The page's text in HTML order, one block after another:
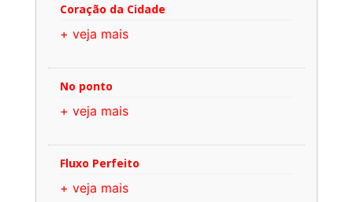
Coração da Cidade
+ veja mais
No ponto
+ veja mais
Fluxo Perfeito
+ veja mais